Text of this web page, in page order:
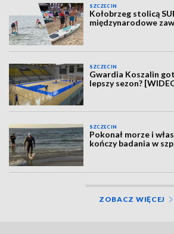
SZCZECIN
Kołobrzeg stolicą
międzynarodowe
SZCZECIN
Gwardia Koszalin
lepszy sezon?
SZCZECIN
Pokonał morze i
kończy badania w
ZOBACZ WIĘCEJ